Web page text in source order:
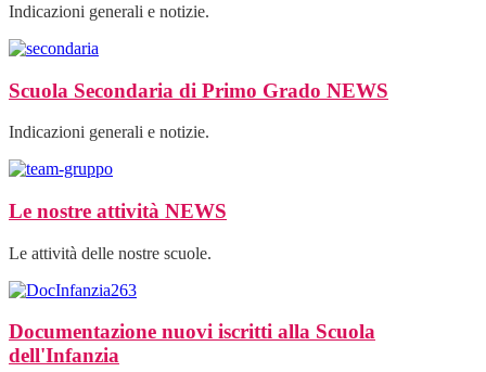
Indicazioni generali e notizie.
Scuola Secondaria di Primo Grado NEWS
Indicazioni generali e notizie.
Le nostre attività NEWS
Le attività delle nostre scuole.
Documentazione nuovi iscritti alla Scuola
dell'Infanzia